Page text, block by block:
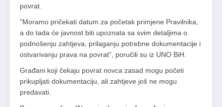
povrat.
”Moramo pričekati datum za početak primjene Pravilnika,
a do tada će javnost biti upoznata sa svim detaljima o
podnošenju zahtjeva, prilaganju potrebne dokumentacije i
ostvarivanju prava na povrat”, poručili su iz UNO BiH.
Građani koji čekaju povrat novca zasad mogu početi
prikupljati dokumentaciju, ali zahtjeve još ne mogu
predavati.